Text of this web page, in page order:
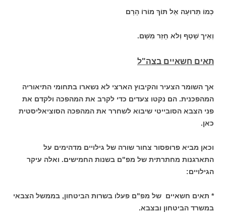
כְּמוֹ תְּרוּעָה אֶל תּוֹךְ מוֹרוֹ הָרָם
וְאֵיך שָׁטַף וְלֹא חָזַר מִשָּׁם.
תאים חשאיים בצה"ל
אך השומר הצעיר והקיבוץ הארצי לא נשארו בתחומי התיאוריה
המהפכנית. הם נקטו צעדים כדי לקרב את המהפכה ולקדם את
פני הצבא הסובייטי שיבוא לשחרר את המהפכה הסוציאליסטית
כאן.
וכאן מביא פרופסור צחור שורה של גילויים מדהימים על
התארגנות מחתרתית של מפ"ם בשנות החמישים. ואלה עיקר
הגילויים:
* תאים חשאיים של מפ"ם פעלו בשרות הביטחון, בממשל הצבאי
במשרד הביטחון ובצבא.